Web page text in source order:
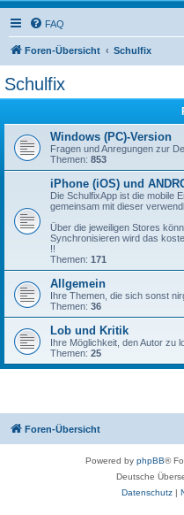
FAQ
Foren-Übersicht Schulfix
Schulfix
Windows (PC)-Version
Fragen und Anregungen zur
Themen: 853
iPhone (iOS) und
Die SchulfixApp ist die mobile
gemeinsam mit dieser
Über die jeweiligen Stores
Synchronisieren wird das
!!
Themen: 171
Allgemein
Ihre Themen, die sich sonst
Themen: 36
Lob und Kritik
Ihre Möglichkeit, den Autor zu
Themen: 25
Foren-Übersicht
Powered by phpBB®
Deutsche
Datenschutz|